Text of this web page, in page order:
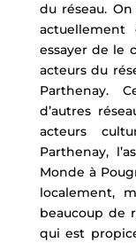
du réseau.
actuellement
essayer de le
acteurs du
Parthenay.
d’autres
acteurs
Parthenay,
Monde à
localement,
beaucoup de
qui est